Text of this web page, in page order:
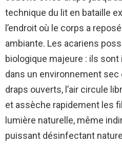
technique du lit en bataille
l’endroit où le corps a
ambiante. Les acariens
biologique majeure : ils
dans un environnement sec
draps ouverts, l’air circule
et assèche rapidement les
lumière naturelle, même
puissant désinfectant